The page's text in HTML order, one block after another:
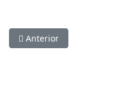
Artículo anterior: ACTO
Anterior